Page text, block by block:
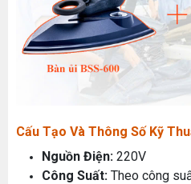
Cấu Tạo Và Thông Số Kỹ
Nguồn Điện: 220V
Công Suất: Theo công